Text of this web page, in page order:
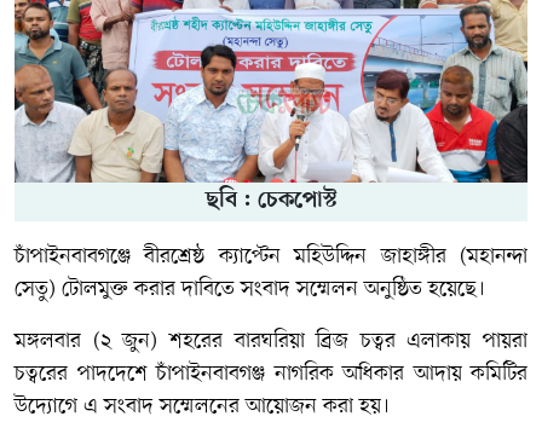
ছবি : চেকপোস্ট
চাঁপাইনবাবগঞ্জে বীরশ্রেষ্ঠ ক্যাপ্টেন মহিউদ্দিন জাহাঙ্গীর (মহানন্দা
সেতু) টোলমুক্ত করার দাবিতে সংবাদ সম্মেলন অনুষ্ঠিত হয়েছে।
মঙ্গলবার (২ জুন) শহরের বারঘরিয়া ব্রিজ চত্বর এলাকায় পায়রা
চত্বরের পাদদেশে চাঁপাইনবাবগঞ্জ নাগরিক অধিকার আদায় কমিটির
উদ্যোগে এ সংবাদ সম্মেলনের আয়োজন করা হয়।